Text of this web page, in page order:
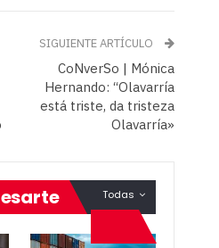
SIGUIENTE ARTÍCULO
CoNverSo | Mónica
Hernando: “Olavarría
está triste, da tristeza
Olavarría»
Todas